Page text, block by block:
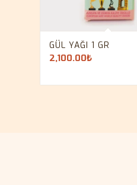
GÜL YAĞI 1 GR
2,100.00₺